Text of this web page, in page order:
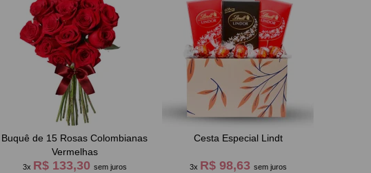
Buquê de 15 Rosas Colombianas
Vermelhas
3x R$ 133,30 sem juros
Cesta Especial Lindt
3x R$ 98,63 sem juros